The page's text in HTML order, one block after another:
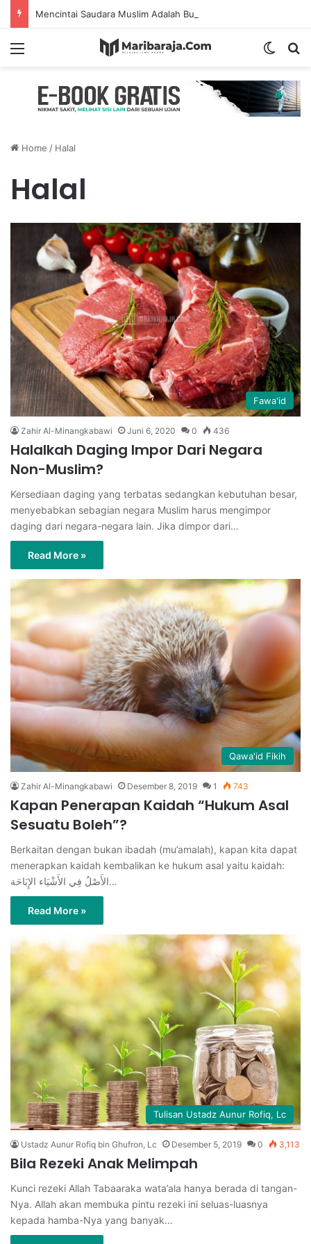
Home / Halal
Halal
Fawa'id
Zahir Al-Minangkabawi Juni 6, 2020 0 436
Halalkah Daging Impor Dari Negara
Non-Muslim?
Kersediaan daging yang terbatas sedangkan kebutuhan besar,
menyebabkan sebagian negara Muslim harus mengimpor
daging dari negara-negara lain. Jika dimpor dari…
Read More »
Qawa'id Fikih
Zahir Al-Minangkabawi Desember 8, 2019 1 743
Kapan Penerapan Kaidah “Hukum Asal
Sesuatu Boleh”?
Berkaitan dengan bukan ibadah (mu’amalah), kapan kita dapat
menerapkan kaidah kembalikan ke hukum asal yaitu kaidah:
الأَصْلُ فِي الأَشْيَاء الإِبَاحَة…
Read More »
Tulisan Ustadz Aunur Rofiq, Lc
Ustadz Aunur Rofiq bin Ghufron, Lc Desember 5, 2019 0 3,113
Bila Rezeki Anak Melimpah
Kunci rezeki Allah Tabaaraka wata’ala hanya berada di tangan-
Nya. Allah akan membuka pintu rezeki ini seluas-luasnya
kepada hamba-Nya yang banyak…